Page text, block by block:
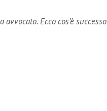
Ecco cos’è successo